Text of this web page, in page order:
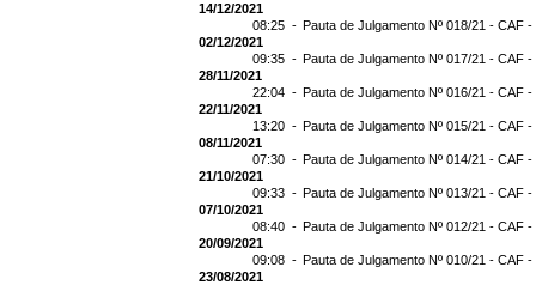
14/12/2021
08:25 - Pauta de Julgamento Nº 018/21 - CAF
02/12/2021
09:35 - Pauta de Julgamento Nº 017/21 - CAF
28/11/2021
22:04 - Pauta de Julgamento Nº 016/21 - CAF
22/11/2021
13:20 - Pauta de Julgamento Nº 015/21 - CAF -
08/11/2021
07:30 - Pauta de Julgamento Nº 014/21 - CAF -
21/10/2021
09:33 - Pauta de Julgamento Nº 013/21 - CAF
07/10/2021
08:40 - Pauta de Julgamento Nº 012/21 - CAF
20/09/2021
09:08 - Pauta de Julgamento Nº 010/21 - CAF
23/08/2021